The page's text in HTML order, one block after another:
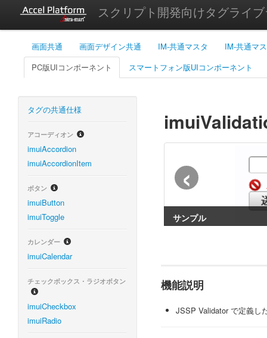
スクリプト開発向けタグライ
画面共通 画面デザイン共通 IM-共通マスタ
IM-共通マ
PC版UIコンポーネント
スマートフォン版UIコンポーネント
タグの共通仕様
アコーディオン
imuiAccordion
imuiAccordionItem
ボタン
imuiButton
imuiToggle
カレンダー
imuiCalendar
チェックボックス・ラジオボタン
imuiCheckbox
imuiRadio
サンプル
‹
機能説明
JSSP Validator で定義し